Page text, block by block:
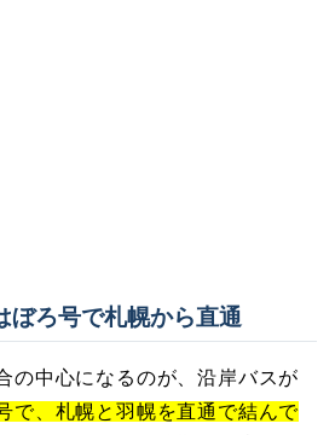
ぼろ号で札幌から直通
の中心になるのが、沿岸バスが
で、札幌と羽幌を直通で結んで